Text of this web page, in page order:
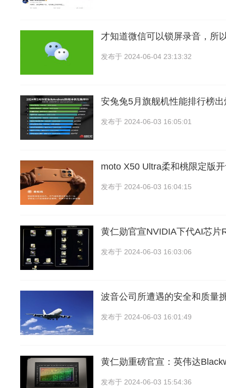
才知道微信可以锁屏录音，所
发布于 2024-06-04 23:13:32
安兔兔5月旗舰机性能排行榜
发布于 2024-06-03 16:05:01
moto X50 Ultra柔和桃限定版
发布于 2024-06-03 16:04:15
黄仁勋官宣NVIDIA下代AI芯片
发布于 2024-06-03 16:03:06
波音公司所遭遇的安全和质量
发布于 2024-06-03 16:01:49
黄仁勋重磅官宣：英伟达
发布于 2024-06-03 15:54:36